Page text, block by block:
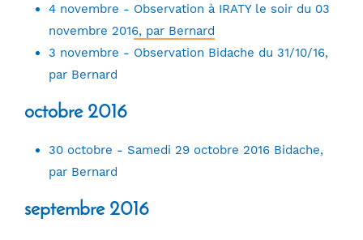
4 novembre - Observation à IRATY le soir du 03
novembre 2016, par Bernard
3 novembre - Observation Bidache du 31/10/16,
par Bernard
octobre 2016
30 octobre - Samedi 29 octobre 2016 Bidache,
par Bernard
septembre 2016